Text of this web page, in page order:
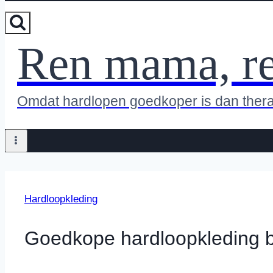
Ren mama,
Omdat hardlopen goedkoper is dan
Hardloopkleding
Goedkope hardloopkleding